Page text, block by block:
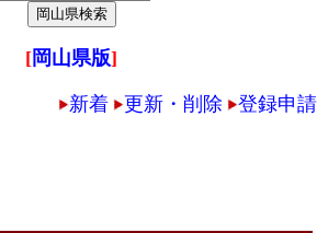
[岡山県版]
新着 更新・削除 登録申請